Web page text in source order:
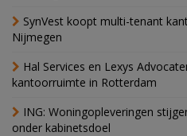
SynVest koopt multi-tenant
Nijmegen
Hal Services en Lexys
kantoorruimte in Rotterdam
ING: Woningopleveringen
onder kabinetsdoel